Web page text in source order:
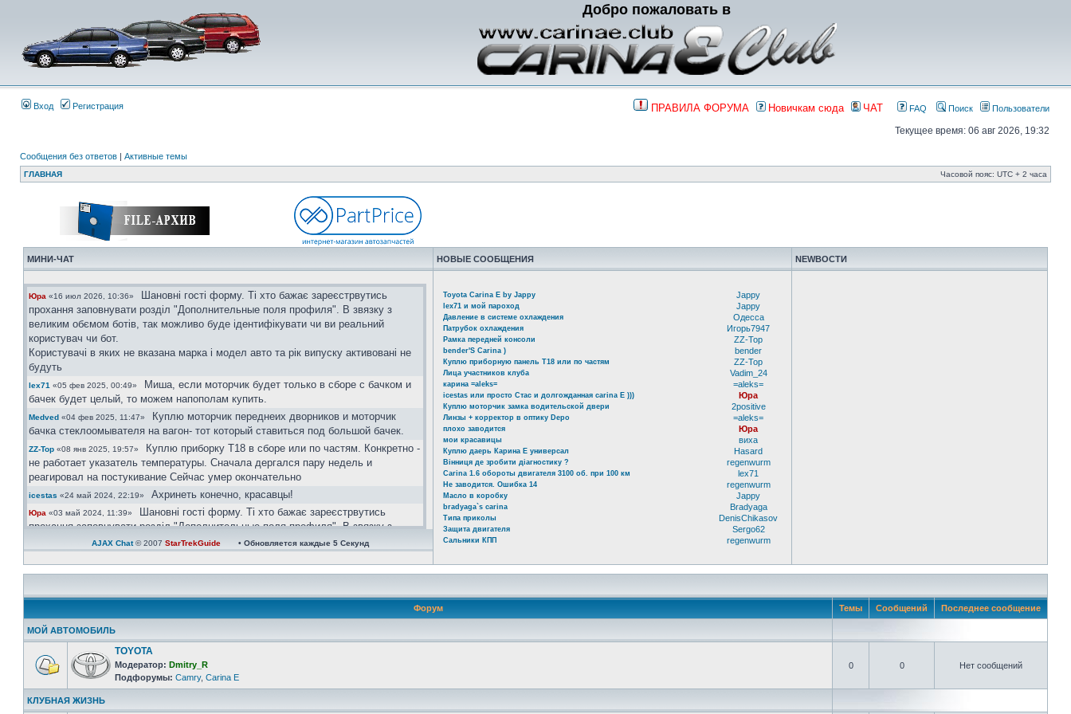
Добро пожаловать в
Вход Регистрация ПРАВИЛА ФОРУМА Новичкам сюда ЧАТ FAQ Поиск Пользователи
Текущее время: 06 авг 2026, 19:32
Сообщения без ответов | Активные темы
ГЛАВНАЯ Часовой пояс: UTC + 2 часа
МИНИ-ЧАТ НОВЫЕ СООБЩЕНИЯ NEWВОСТИ
Юра «16 июл 2026, 10:36»
Шановні гості форму. Ті хто бажає зареєстрвутись
прохання заповнувати розділ "Дополнительные поля профиля". В звязку з
великим обємом ботів, так можливо буде ідентифікувати чи ви реальний
користувач чи бот.
Користувачі в яких не вказана марка і модел авто та рік випуску активовані не
будуть
lex71 «05 фев 2025, 00:49»
Миша, если моторчик будет только в сборе с бачком и
бачек будет целый, то можем напополам купить.
Medved «04 фев 2025, 11:47»
Куплю моторчик переднеих дворников и моторчик
бачка стеклоомывателя на вагон- тот который ставиться под большой бачек.
ZZ-Top «08 янв 2025, 19:57»
Куплю приборку Т18 в сборе или по частям. Конкретно -
не работает указатель температуры. Сначала дергался пару недель и
реагировал на постукивание Сейчас умер окончательно
icestas «24 май 2024, 22:19» Ахринеть конечно, красавцы!
Юра «03 май 2024, 11:39»
Шановні гості форму. Ті хто бажає зареєстрвутись
прохання заповнувати розділ "Дополнительные поля профиля". В звязку з
великим обємом ботів, так можливо буде ідентифікувати чи ви реальний
користувач чи бот.
Юра«08 апр 2024, 21:08»https://invite.viber.com/?g2=AQAtPOOoAP ... zA&lang=ru
Юра«08 апр 2024, 21:06»велкам)))
Зараз всі у групі вайбер
Одесса «07 апр 2024, 21:31»Ау люди! Наверно кариноводов не осталось!!! 2 года
тишина
AJAX Chat© 2007 StarTrekGuide • Обновляется каждые 5Секунд
Toyota Carina E by Jappy Jappy
lex71 и мой пароход Jappy
Давление в системе охлаждения Одесса
Патрубок охлаждения Игорь7947
Рамка передней консоли ZZ-Top
bender'S Carina ) bender
Куплю приборную панель Т18 или по частям ZZ-Top
Лица участников клуба Vadim_24
карина =aleks= =aleks=
icestas или просто Стас и долгожданная carina E ))) Юра
Куплю моторчик замка водительской двери 2positive
Линзы + корректор в оптику Depo =aleks=
плохо заводится Юра
мои красавицы виха
Куплю даерь Карина Е универсал Hasard
Вінниця де зробити діагностику ? regenwurm
Carina 1.6 обороты двигателя 3100 об. при 100 км lex71
Не заводится. Ошибка 14 regenwurm
Масло в коробку Jappy
bradyaga`s carina Bradyaga
Типа приколы DenisChikasov
Защита двигателя Sergo62
Сальники КПП regenwurm
Форум Темы Сообщений Последнее сообщение
МОЙ АВТОМОБИЛЬ
TOYOTA
Модератор: Dmitry_R
Подфорумы: Camry, Carina E
0 0 Нет сообщений
КЛУБНАЯ ЖИЗНЬ